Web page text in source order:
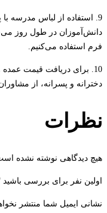
9. استفاده از لباس مدرسه
دانش‌آموزان در طول روز
فرم استفاده می‌کنیم.
10. برای دریافت قیمت
دخترانه و پسرانه، از
نظرات
هیچ دیدگاهی نوشته نشده
اولین نفر برای بررسی باشید
نشانی ایمیل شما منتشر